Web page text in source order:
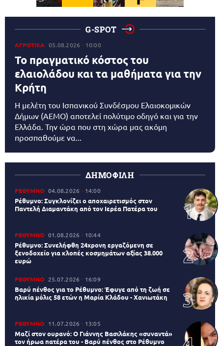
G-SPOT
ΑΓΡΟΤΙΚΑ 05.08.2026 10:00
Το πραγματικό κόστος του
ελαιολάδου και τα μαθήματα για την
Κρήτη
Η μελέτη του Ισπανικού Συνδέσμου Ελαιοκομικών
Δήμων (AEMO) αποτελεί πολύτιμο οδηγό και για την
Ελλάδα. Την ώρα που στη χώρα μας ακόμη
προσπαθούμε να...
ΔΗΜΟΦΙΛΗ
ΡΕΘΥΜΝΟ 04.08.2026 14:00
Ρέθυμνο: Συγκλονίζει ο αποχαιρετισμός στον
Παντελή Διαμαντάκη από τον Ιερέα Πατέρα του
ΡΕΘΥΜΝΟ 01.08.2026 10:44
Ρέθυμνο: Συνελήφθη 24χρονη εργαζόμενη σε
ξενοδοχείο για κλοπές κοσμημάτων αξίας 38.000
ευρώ
ΡΕΘΥΜΝΟ 25.07.2026 16:09
Βαρύ πένθος για το Ρέθυμνο: Έφυγε από τη ζωή σε
ηλικία μόλις 58 ετών η Μαρία Κλάδου - Χανιωτάκη
ΡΕΘΥΜΝΟ 11.07.2026 13:05
Μαζί στον ουρανό: Ο Γιάννης Βασιλάκης «συναντά»
τον ήρωα πατέρα του - Βαρύ πένθος στο Ρέθυμνο